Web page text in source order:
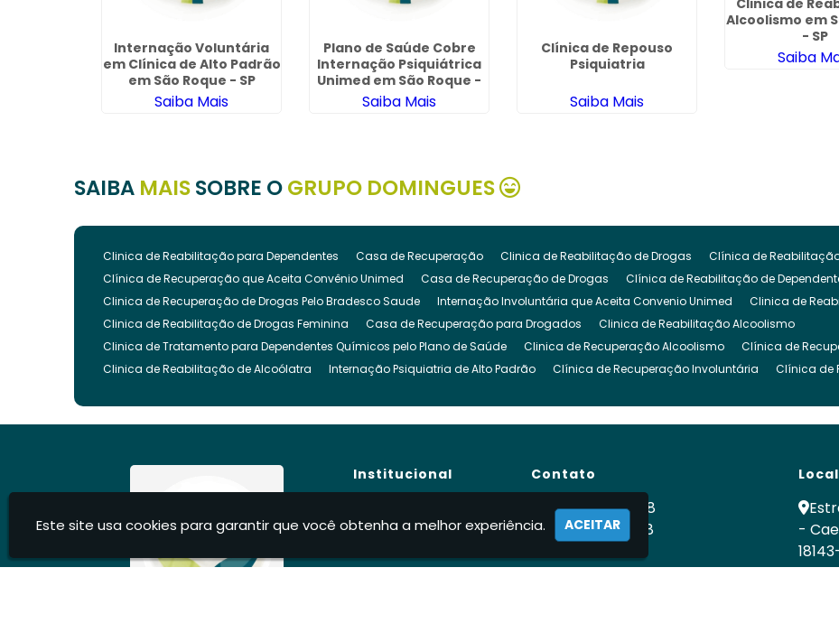
Internação Voluntária
em Clínica de Alto Padrão
em São Roque - SP
Saiba Mais
Plano de Saúde Cobre
Internação Psiquiátrica
Unimed em São Roque -
SP
Saiba Mais
Clínica de Repouso
Psiquiatria
Saiba Mais
Alcoolismo em
- SP
Saiba
SAIBA MAISSOBRE OGRUPO DOMINGUES
Clinica de Reabilitação para Dependentes Casa de Recuperação Clinica de Reabilitação de Drogas
Clínica de
Clínica de Recuperação que Aceita Convênio Unimed
Casa de Recuperação de Drogas
Clínica de Reabilitação de
Clinica de Recuperação de Drogas Pelo Bradesco Saude
Internação Involuntária que Aceita Convenio Unimed
Clinica de
Clinica de Reabilitação de Drogas Feminina
Casa de Recuperação para Drogados
Clinica de Reabilitação Alcoolismo
Clinica de Tratamento para Dependentes Químicos pelo Plano de Saúde
Clinica de Recuperação Alcoolismo
Clínica de
Clinica de Reabilitação de Alcoólatra
Internação Psiquiatria de Alto Padrão Clínica de Recuperação Involuntária
Clínica de
Clinica para Drogado Clínica para Drogados Clinica Reabilitação Drogas
Clinica
Clinica para Dependentes Alcoólicos
Clinica
Clinica Internação Drogas
Clinica de Internação para Drogados Clinica para Drogas
Clínica para Dependentes Químicos
Internação
Internação Involuntária Dependentes Químicos
Internação Involuntária Compulsória
Clínicas de Recuperação Internação
Institucional
Sobre Nós
Blog
Contato
(11) 99900-2928
(11) 99900-2928
fabiodomingues524vidanova@gmail.com
-
Este site usa cookies para garantir que você obtenha a melhor experiência. ACEITAR